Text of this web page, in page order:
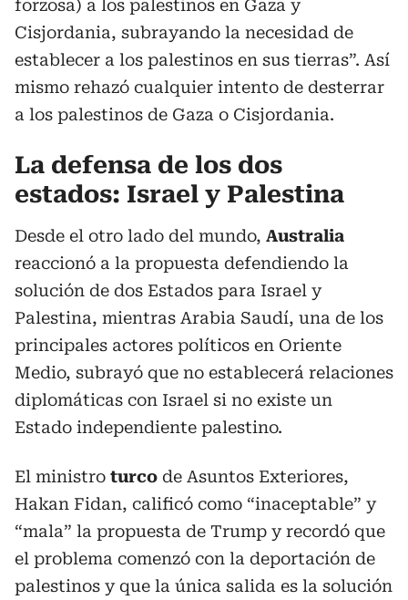
forzosa) a los palestinos en Gaza y
Cisjordania, subrayando la necesidad de
establecer a los palestinos en sus tierras”. Así
mismo rehazó cualquier intento de desterrar
a los palestinos de Gaza o Cisjordania.
La defensa de los dos
estados: Israel y Palestina
Desde el otro lado del mundo, Australia
reaccionó a la propuesta defendiendo la
solución de dos Estados para Israel y
Palestina, mientras Arabia Saudí, una de los
principales actores políticos en Oriente
Medio, subrayó que no establecerá relaciones
diplomáticas con Israel si no existe un
Estado independiente palestino.
El ministro turco de Asuntos Exteriores,
Hakan Fidan, calificó como “inaceptable” y
“mala” la propuesta de Trump y recordó que
el problema comenzó con la deportación de
palestinos y que la única salida es la solución